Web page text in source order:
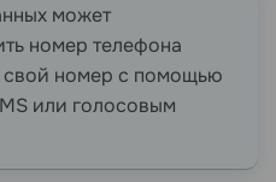
может
номер телефона
свой номер с помощью
или голосовым